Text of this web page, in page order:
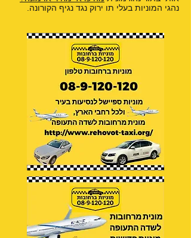
נהגי המוניות בעלי תו ירוק נגד נגיף הקורונה.